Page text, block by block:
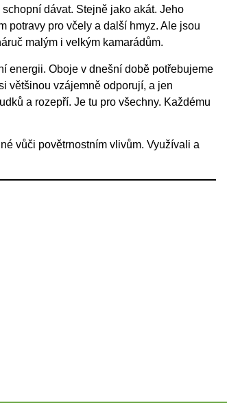
dávat. Stejně jako akát. Jeho
potravy pro včely a další hmyz. Ale jsou
malým i velkým kamarádům.
energii. Oboje v dnešní době potřebujeme
většinou vzájemně odporují, a jen
a rozepří. Je tu pro všechny. Každému
vůči povětrnostním vlivům. Využívali a